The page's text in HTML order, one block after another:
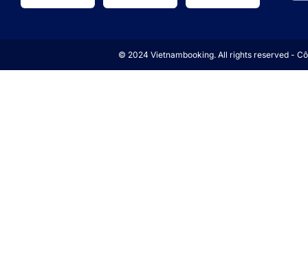
© 2024 Vietnambooking. All rights reserved -